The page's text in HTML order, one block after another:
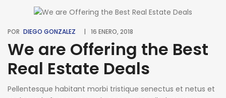
POR DIEGO GONZALEZ 16 ENERO, 2018
We are Offering the Best
Real Estate Deals
Pellentesque habitant morbi tristique senectus et netus et